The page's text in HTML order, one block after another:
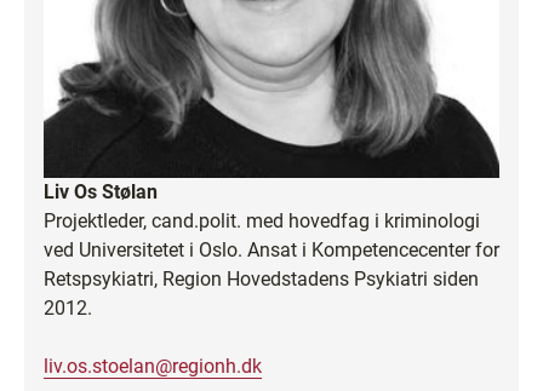
Liv Os Stølan
Projektleder, cand.polit. med hovedfag i kriminologi
ved Universitetet i Oslo. Ansat i Kompetencecenter for
Retspsykiatri, Region Hovedstadens Psykiatri siden
2012.
liv.os.stoelan@regionh.dk